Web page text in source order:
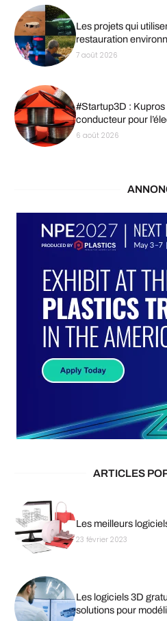
Les projets qui
restauration
7 août 2026
#Startup3D :
conducteur pour
6 août 2026
ARTICLES
Les meilleurs
23 février 2023
Les logiciels 3D
solutions pour